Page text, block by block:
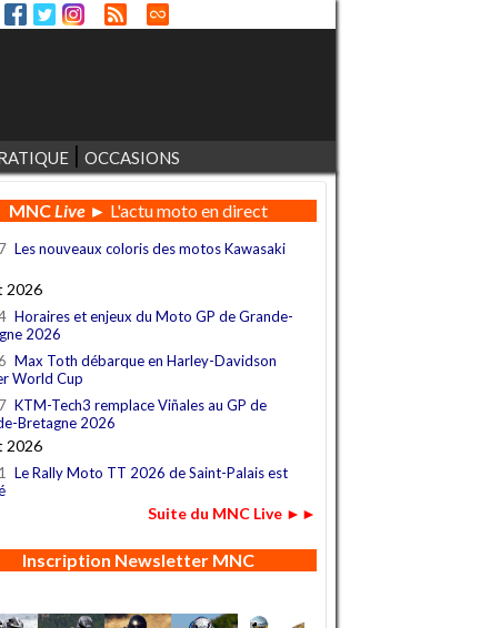
OCCASIONS
MNCLive► L'actu moto en direct
Les nouveaux coloris des motos Kawasaki
2026
Horaires et enjeux du Moto GP de Grande-
2026
Max Toth débarque en Harley-Davidson
World Cup
KTM-Tech3 remplace Viñales au GP de
Bretagne 2026
2026
Le Rally Moto TT 2026 de Saint-Palais est
Suite du MNC Live ►►
Inscription Newsletter MNC